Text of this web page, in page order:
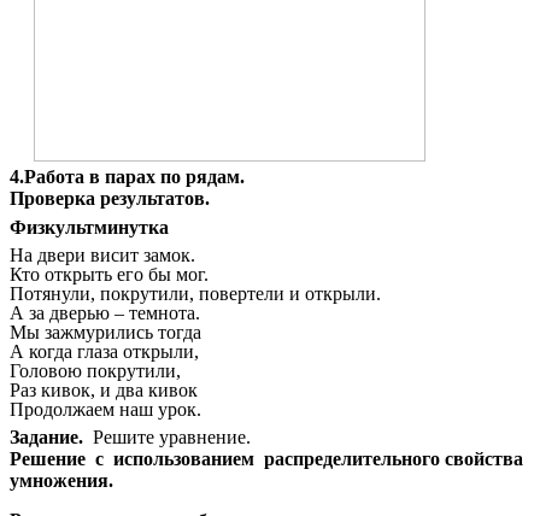
4.Работа в парах по рядам.
Проверка результатов.
Физкультминутка
На двери висит замок.
Кто открыть его бы мог.
Потянули, покрутили, повертели и открыли.
А за дверью – темнота.
Мы зажмурились тогда
А когда глаза открыли,
Головою покрутили,
Раз кивок, и два кивок
Продолжаем наш урок.
Задание. Решите уравнение.
Решение с использованием распределительного свойства
умножения.